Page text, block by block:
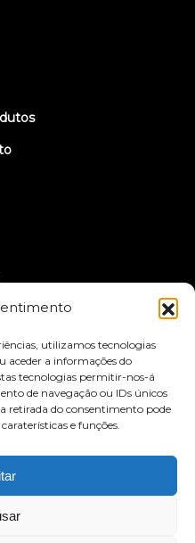
utilizamos tecnologias
aceder a informações do
tecnologias permitir-nos-á
de navegação ou IDs únicos
retirada do consentimento pode
e funções.
Rights Reserved
Termos e condições